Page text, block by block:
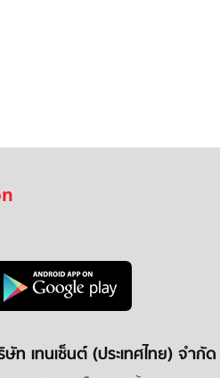
ท เทนเซ็นต์ (ประเทศไทย) จำกัด